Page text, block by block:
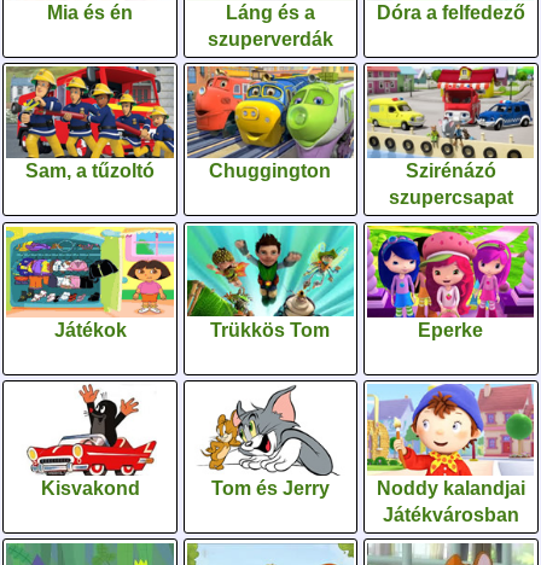
Mia és én
Láng és a
szuperverdák
Dóra a felfedező
Sam, a tűzoltó Chuggington
Szirénázó
szupercsapat
Játékok Trükkös Tom Eperke
Kisvakond Tom és Jerry
Noddy kalandjai
Játékvárosban